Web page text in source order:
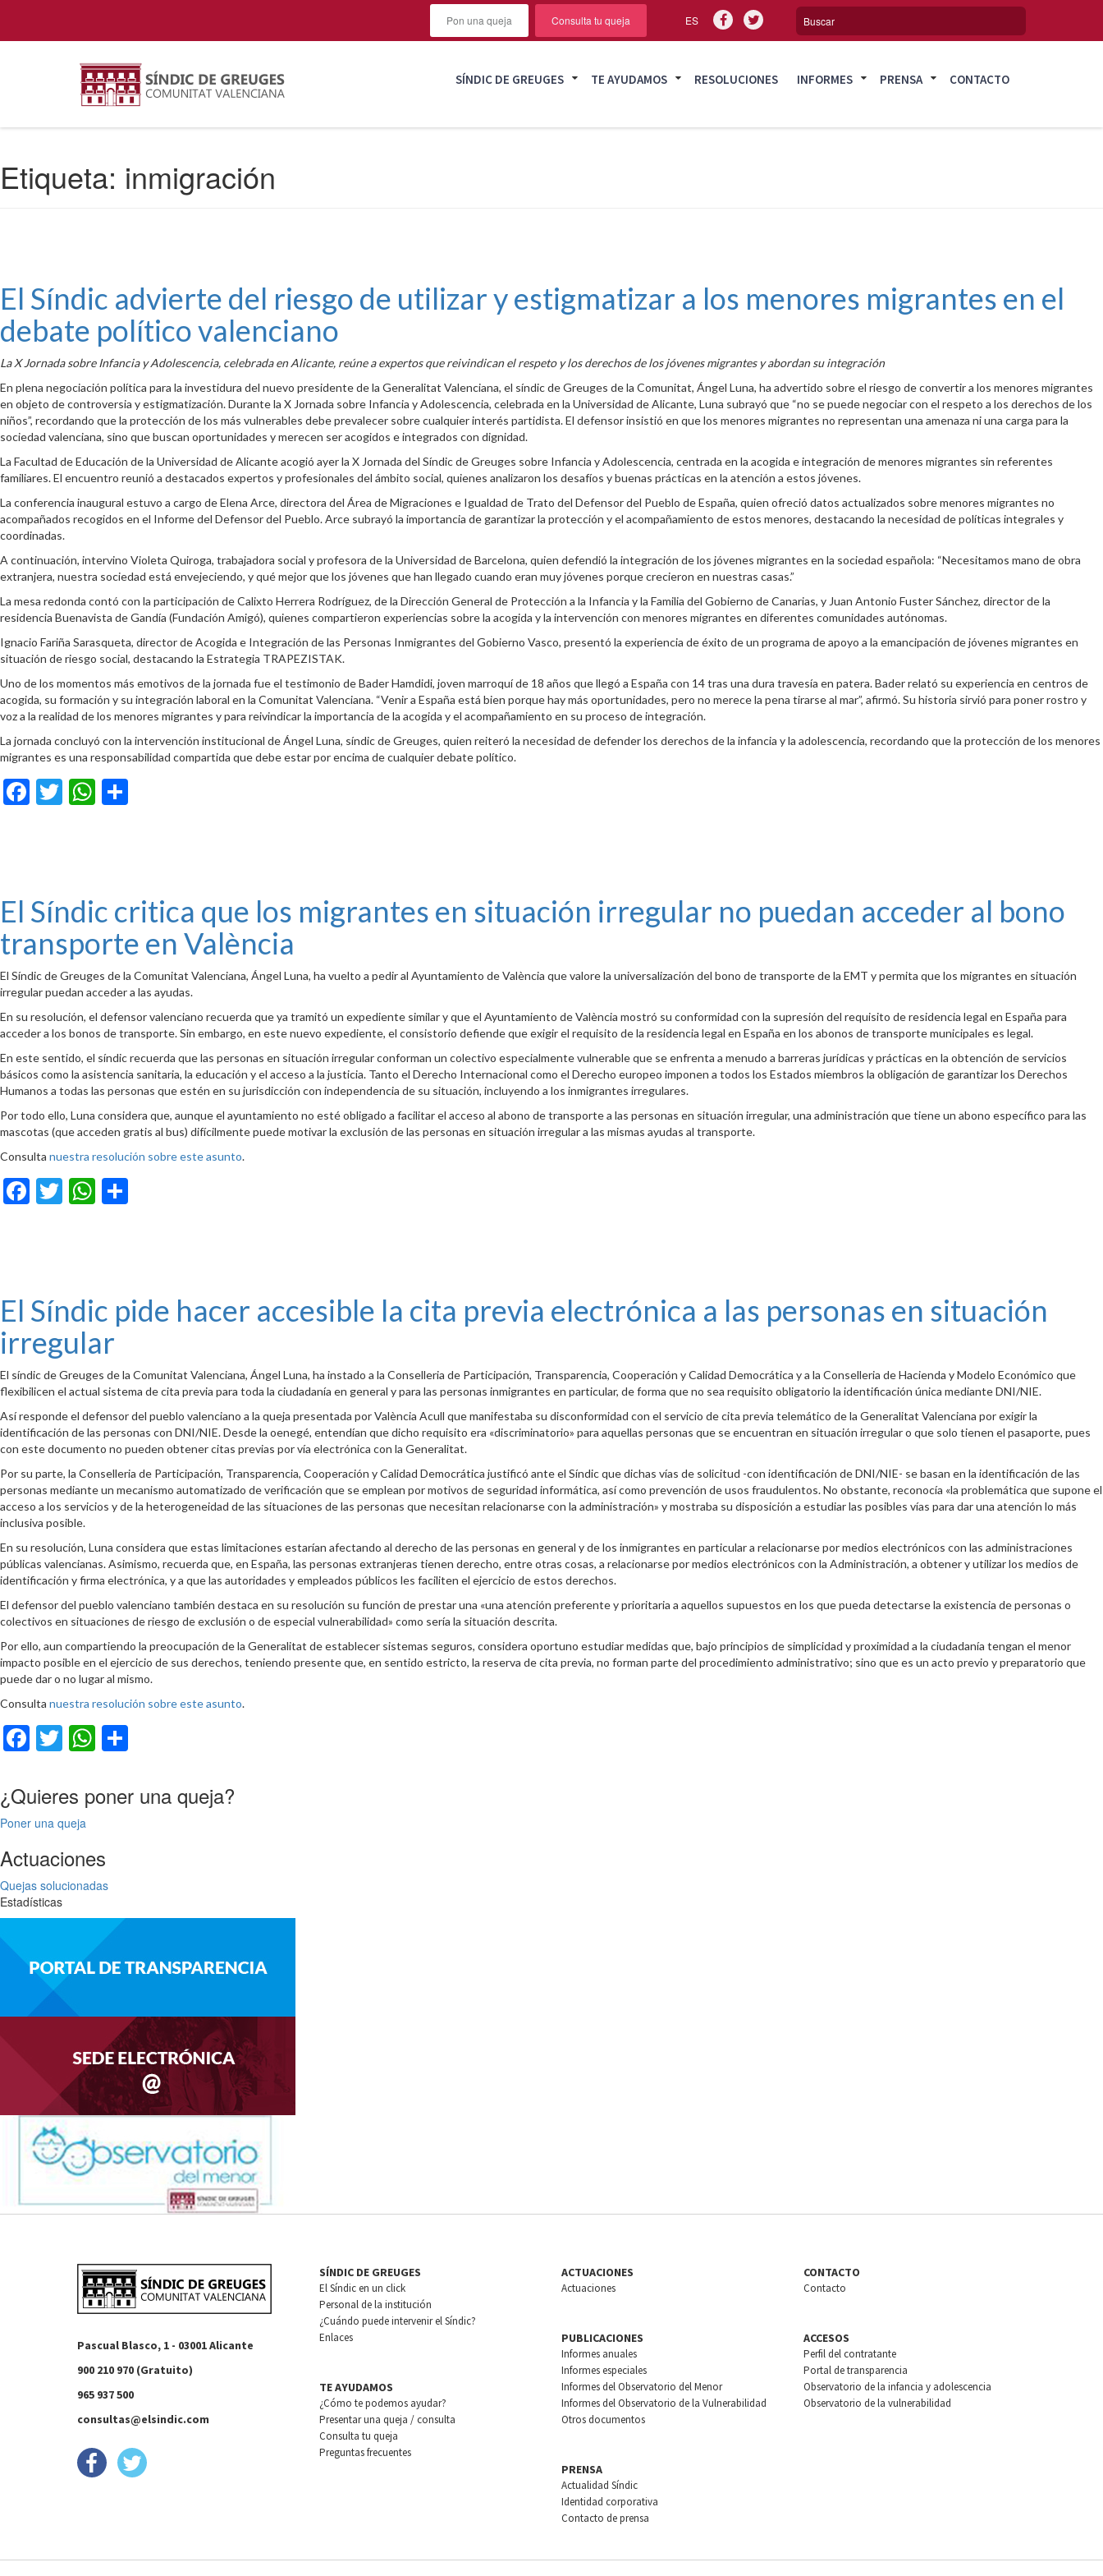
ES
Pon una queja Consulta tu queja
SÍNDIC DE GREUGES TE AYUDAMOS RESOLUCIONES INFORMES PRENSA CONTACTO
Etiqueta: inmigración
El Síndic advierte del riesgo de utilizar y estigmatizar a los menores migrantes en el
debate político valenciano
La X Jornada sobre Infancia y Adolescencia, celebrada en Alicante, reúne a expertos que reivindican el respeto y los derechos de los jóvenes migrantes y abordan su integración
En plena negociación política para la investidura del nuevo presidente de la Generalitat Valenciana, el síndic de Greuges de la Comunitat, Ángel Luna, ha advertido sobre el riesgo de convertir a los menores migrantes
en objeto de controversia y estigmatización. Durante la X Jornada sobre Infancia y Adolescencia, celebrada en la Universidad de Alicante, Luna subrayó que “no se puede negociar con el respeto a los derechos de los
niños”, recordando que la protección de los más vulnerables debe prevalecer sobre cualquier interés partidista. El defensor insistió en que los menores migrantes no representan una amenaza ni una carga para la
sociedad valenciana, sino que buscan oportunidades y merecen ser acogidos e integrados con dignidad.
La Facultad de Educación de la Universidad de Alicante acogió ayer la X Jornada del Síndic de Greuges sobre Infancia y Adolescencia, centrada en la acogida e integración de menores migrantes sin referentes
familiares. El encuentro reunió a destacados expertos y profesionales del ámbito social, quienes analizaron los desafíos y buenas prácticas en la atención a estos jóvenes.
La conferencia inaugural estuvo a cargo de Elena Arce, directora del Área de Migraciones e Igualdad de Trato del Defensor del Pueblo de España, quien ofreció datos actualizados sobre menores migrantes no
acompañados recogidos en el Informe del Defensor del Pueblo. Arce subrayó la importancia de garantizar la protección y el acompañamiento de estos menores, destacando la necesidad de políticas integrales y
coordinadas.
A continuación, intervino Violeta Quiroga, trabajadora social y profesora de la Universidad de Barcelona, quien defendió la integración de los jóvenes migrantes en la sociedad española: “Necesitamos mano de obra
extranjera, nuestra sociedad está envejeciendo, y qué mejor que los jóvenes que han llegado cuando eran muy jóvenes porque crecieron en nuestras casas.”
La mesa redonda contó con la participación de Calixto Herrera Rodríguez, de la Dirección General de Protección a la Infancia y la Familia del Gobierno de Canarias, y Juan Antonio Fuster Sánchez, director de la
residencia Buenavista de Gandía (Fundación Amigó), quienes compartieron experiencias sobre la acogida y la intervención con menores migrantes en diferentes comunidades autónomas.
Ignacio Fariña Sarasqueta, director de Acogida e Integración de las Personas Inmigrantes del Gobierno Vasco, presentó la experiencia de éxito de un programa de apoyo a la emancipación de jóvenes migrantes en
situación de riesgo social, destacando la Estrategia TRAPEZISTAK.
Uno de los momentos más emotivos de la jornada fue el testimonio de Bader Hamdidi, joven marroquí de 18 años que llegó a España con 14 tras una dura travesía en patera. Bader relató su experiencia en centros de
acogida, su formación y su integración laboral en la Comunitat Valenciana. “Venir a España está bien porque hay más oportunidades, pero no merece la pena tirarse al mar”, afirmó. Su historia sirvió para poner rostro y
voz a la realidad de los menores migrantes y para reivindicar la importancia de la acogida y el acompañamiento en su proceso de integración.
La jornada concluyó con la intervención institucional de Ángel Luna, síndic de Greuges, quien reiteró la necesidad de defender los derechos de la infancia y la adolescencia, recordando que la protección de los menores
migrantes es una responsabilidad compartida que debe estar por encima de cualquier debate político.
Facebook
TwitterWhatsApp
El Síndic critica que los migrantes en situación irregular no puedan acceder al bono
transporte en València
El Síndic de Greuges de la Comunitat Valenciana, Ángel Luna, ha vuelto a pedir al Ayuntamiento de València que valore la universalización del bono de transporte de la EMT y permita que los migrantes en situación
irregular puedan acceder a las ayudas.
En su resolución, el defensor valenciano recuerda que ya tramitó un expediente similar y que el Ayuntamiento de València mostró su conformidad con la supresión del requisito de residencia legal en España para
acceder a los bonos de transporte. Sin embargo, en este nuevo expediente, el consistorio defiende que exigir el requisito de la residencia legal en España en los abonos de transporte municipales es legal.
En este sentido, el síndic recuerda que las personas en situación irregular conforman un colectivo especialmente vulnerable que se enfrenta a menudo a barreras jurídicas y prácticas en la obtención de servicios
básicos como la asistencia sanitaria, la educación y el acceso a la justicia. Tanto el Derecho Internacional como el Derecho europeo imponen a todos los Estados miembros la obligación de garantizar los Derechos
Humanos a todas las personas que estén en su jurisdicción con independencia de su situación, incluyendo a los inmigrantes irregulares.
Por todo ello, Luna considera que, aunque el ayuntamiento no esté obligado a facilitar el acceso al abono de transporte a las personas en situación irregular, una administración que tiene un abono específico para las
mascotas (que acceden gratis al bus) difícilmente puede motivar la exclusión de las personas en situación irregular a las mismas ayudas al transporte.
Consulta nuestra resolución sobre este asunto.
Facebook
TwitterWhatsApp
El Síndic pide hacer accesible la cita previa electrónica a las personas en situación
irregular
El síndic de Greuges de la Comunitat Valenciana, Ángel Luna, ha instado a la Conselleria de Participación, Transparencia, Cooperación y Calidad Democrática y a la Conselleria de Hacienda y Modelo Económico que
flexibilicen el actual sistema de cita previa para toda la ciudadanía en general y para las personas inmigrantes en particular, de forma que no sea requisito obligatorio la identificación única mediante DNI/NIE.
Así responde el defensor del pueblo valenciano a la queja presentada por València Acull que manifestaba su disconformidad con el servicio de cita previa telemático de la Generalitat Valenciana por exigir la
identificación de las personas con DNI/NIE. Desde la oenegé, entendían que dicho requisito era «discriminatorio» para aquellas personas que se encuentran en situación irregular o que solo tienen el pasaporte, pues
con este documento no pueden obtener citas previas por vía electrónica con la Generalitat.
Por su parte, la Conselleria de Participación, Transparencia, Cooperación y Calidad Democrática justificó ante el Síndic que dichas vías de solicitud -con identificación de DNI/NIE- se basan en la identificación de las
personas mediante un mecanismo automatizado de verificación que se emplean por motivos de seguridad informática, así como prevención de usos fraudulentos. No obstante, reconocía «la problemática que supone el
acceso a los servicios y de la heterogeneidad de las situaciones de las personas que necesitan relacionarse con la administración» y mostraba su disposición a estudiar las posibles vías para dar una atención lo más
inclusiva posible.
En su resolución, Luna considera que estas limitaciones estarían afectando al derecho de las personas en general y de los inmigrantes en particular a relacionarse por medios electrónicos con las administraciones
públicas valencianas. Asimismo, recuerda que, en España, las personas extranjeras tienen derecho, entre otras cosas, a relacionarse por medios electrónicos con la Administración, a obtener y utilizar los medios de
identificación y firma electrónica, y a que las autoridades y empleados públicos les faciliten el ejercicio de estos derechos.
El defensor del pueblo valenciano también destaca en su resolución su función de prestar una «una atención preferente y prioritaria a aquellos supuestos en los que pueda detectarse la existencia de personas o
colectivos en situaciones de riesgo de exclusión o de especial vulnerabilidad» como sería la situación descrita.
Por ello, aun compartiendo la preocupación de la Generalitat de establecer sistemas seguros, considera oportuno estudiar medidas que, bajo principios de simplicidad y proximidad a la ciudadanía tengan el menor
impacto posible en el ejercicio de sus derechos, teniendo presente que, en sentido estricto, la reserva de cita previa, no forman parte del procedimiento administrativo; sino que es un acto previo y preparatorio que
puede dar o no lugar al mismo.
Consulta nuestra resolución sobre este asunto.
Facebook
TwitterWhatsApp
¿Quieres poner una queja?
Poner una queja
Actuaciones
Quejas solucionadas
Estadísticas
Pascual Blasco, 1 - 03001 Alicante
900 210 970 (Gratuito)
965 937 500
consultas@elsindic.com
SÍNDIC DE GREUGES
El Síndic en un click
Personal de la institución
¿Cuándo puede intervenir el Síndic?
Enlaces
TE AYUDAMOS
¿Cómo te podemos ayudar?
Presentar una queja / consulta
Consulta tu queja
Preguntas frecuentes
ACTUACIONES
Actuaciones
PUBLICACIONES
Informes anuales
Informes especiales
Informes del Observatorio del Menor
Informes del Observatorio de la Vulnerabilidad
Otros documentos
PRENSA
Actualidad Síndic
Identidad corporativa
Contacto de prensa
CONTACTO
Contacto
ACCESOS
Perfil del contratante
Portal de transparencia
Observatorio de la infancia y adolescencia
Observatorio de la vulnerabilidad